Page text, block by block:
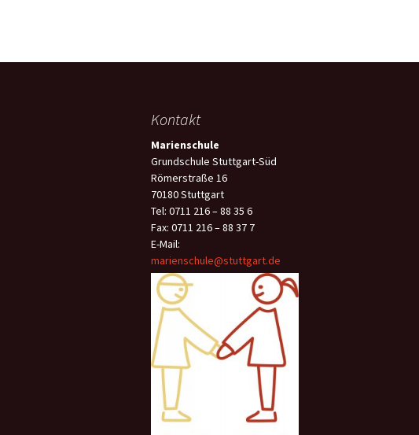
Kontakt
Marienschule
Grundschule Stuttgart-Süd
Römerstraße 16
70180 Stuttgart
Tel: 0711 216 – 88 35 6
Fax: 0711 216 – 88 37 7
E-Mail:
marienschule@stuttgart.de